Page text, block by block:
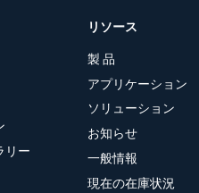
リー
リソース
製 品
アプリケーション
ソリューション
お知らせ
一般情報
現在の在庫状況